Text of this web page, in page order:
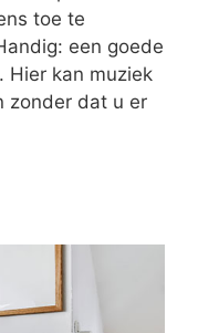
toe te
een goede
Hier kan muziek
zonder dat u er